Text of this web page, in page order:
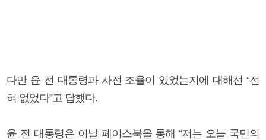
다만 윤 전 대통령과 사전 조율이 있었는지에 대해선 “전
혀 없었다”고 답했다.
윤 전 대통령은 이날 페이스북을 통해 “저는 오늘 국민의